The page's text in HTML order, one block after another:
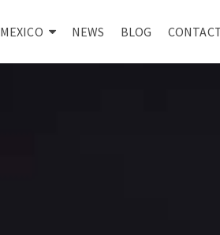
MEXICO NEWS BLOG